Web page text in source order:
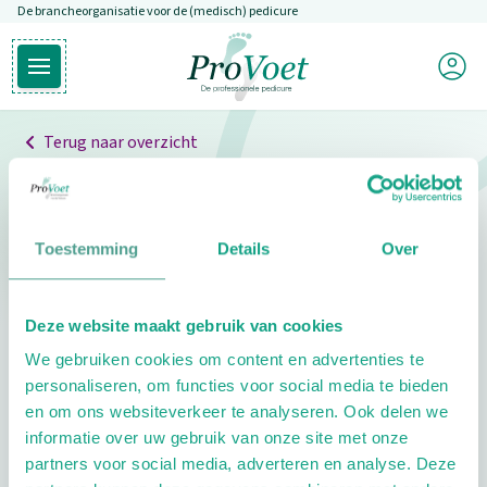
Toestemming Details Over
Deze website maakt gebruik van cookies
We gebruiken cookies om content en advertenties te
personaliseren, om functies voor social media te bieden
en om ons websiteverkeer te analyseren. Ook delen we
informatie over uw gebruik van onze site met onze
partners voor social media, adverteren en analyse. Deze
Overslaan en naar de inhoud gaan
De brancheorganisatie voor de (medisch) pedicure
Open hoofdmenu
Ga naar de homepagina
Mijn
Terug naar overzicht
Professionals
Pedicure niet gevonden
pedicure.